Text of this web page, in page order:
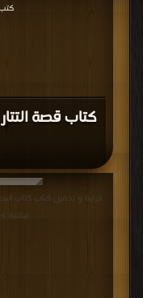
كتاب قصة
مكتبة >